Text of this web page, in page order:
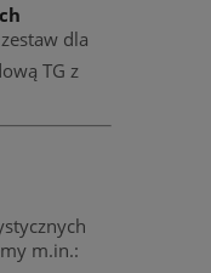
dla
TG z
m.in.: